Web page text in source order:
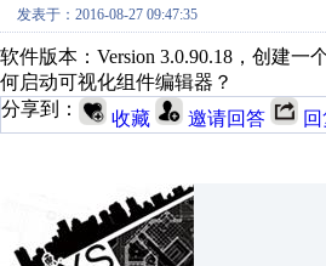
发表于：2016-08-27 09:47:35
软件版本：Version 3.0.90.18，创建一
何启动可视化组件编辑器？
分享到：
收藏 邀请回答